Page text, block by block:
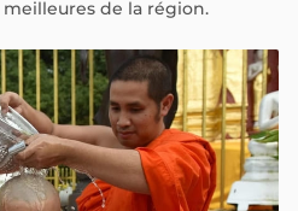
meilleures de la région.